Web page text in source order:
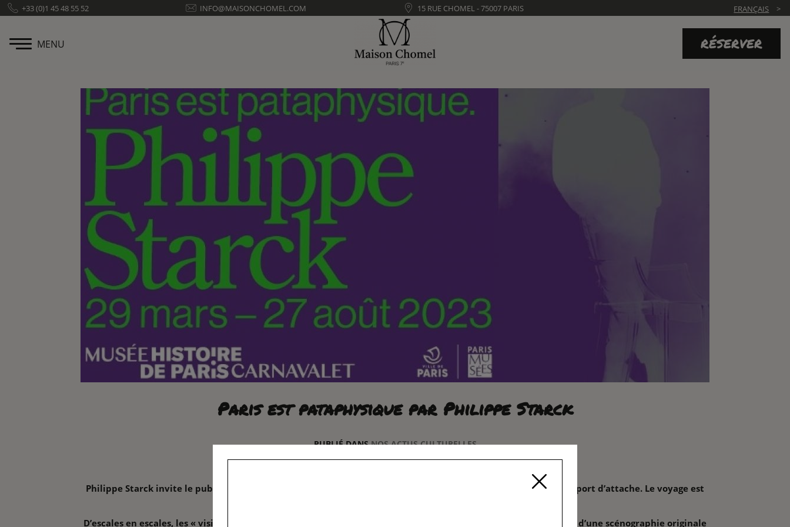
+33 (0)1 45 48 55 52 INFO@MAISONCHOMEL.COM 15 RUE CHOMEL - 75007 PARIS FRANÇAIS
RÉSERVER
MENU
Paris est pataphysique par Philippe Starck
PUBLIÉ DANSNOS ACTUS CULTURELLES
Philippe Starck invite le public du musée à embarquer pour une navigation terrestre, de Paris à Paris, sa ville-port d’attache. Le voyage est
D’escales en escales, les « visiteurs-voyageurs-passagers » vivent une expérience sans cesse renouvelée au sein d’une scénographie originale
Panneau de gestion des cookies